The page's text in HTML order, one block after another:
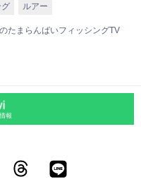
ルアー
たまらんばいフィッシングTV
報